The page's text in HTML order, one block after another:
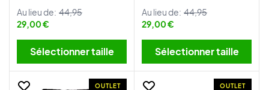
Au lieu de: 44,95
29,00 €
Sélectionner taille
Au lieu de: 44,95
29,00 €
Sélectionner taille
OUTLET OUTLET